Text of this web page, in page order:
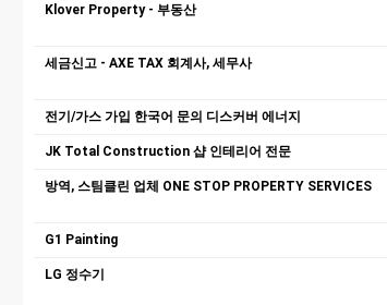
Klover Property - 부동산
세금신고 - AXE TAX 회계사, 세무사
전기/가스 가입 한국어 문의 디스커버 에너지
JK Total Construction 샵 인테리어 전문
방역, 스팀클린 업체 ONE STOP PROPERTY SERVICES
G1 Painting
LG 정수기